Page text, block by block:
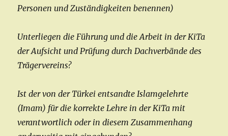
Personen und Zuständigkeiten benennen)
Unterliegen die Führung und die Arbeit in der KiTa
der Aufsicht und Prüfung durch Dachverbände des
Trägervereins?
Ist der von der Türkei entsandte Islamgelehrte
(Imam) für die korrekte Lehre in der KiTa mit
verantwortlich oder in diesem Zusammenhang